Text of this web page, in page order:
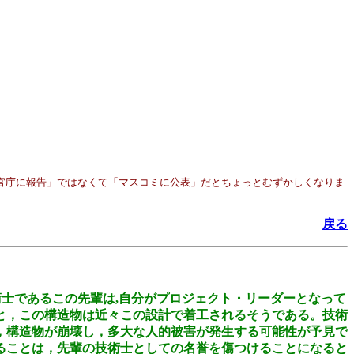
に報告」ではなくて「マスコミに公表」だとちょっとむずかしくなりま
戻る
であるこの先輩は,自分がプロジェクト・リーダーとなって
この構造物は近々この設計で着工されるそうである。技術
造物が崩壊し，多大な人的被害が発生する可能性が予見で
とは，先輩の技術士としての名誉を傷つけることになると